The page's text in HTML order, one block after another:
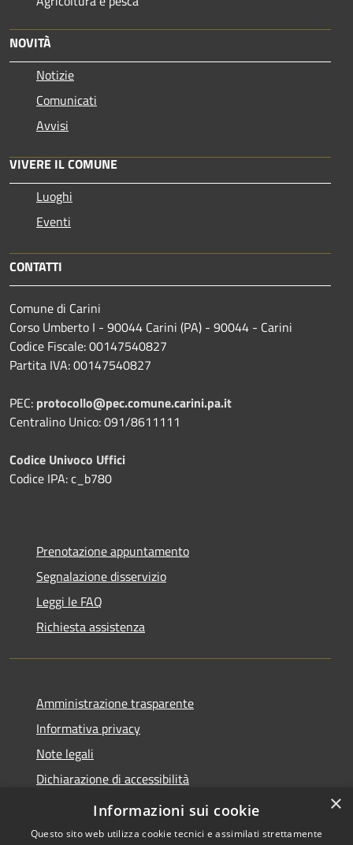
NOVITÀ
Notizie
Comunicati
Avvisi
VIVERE IL COMUNE
Luoghi
Eventi
CONTATTI
Comune di Carini
Corso Umberto I - 90044 Carini (PA) - 90044 - Carini
Codice Fiscale: 00147540827
Partita IVA: 00147540827
PEC: protocollo@pec.comune.carini.pa.it
Centralino Unico: 091/8611111
Codice Univoco Uffici
Codice IPA: c_b780
Prenotazione appuntamento
Segnalazione disservizio
Leggi le FAQ
Richiesta assistenza
Amministrazione trasparente
Informativa privacy
Note legali
Dichiarazione di accessibilità
Privacy e protezione dei dati
×
Informazioni sui cookie
Questo sito web utilizza cookie tecnici e assimilati strettamente